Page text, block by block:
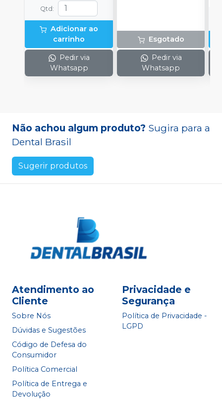
Qtd :
Adicionar ao
carrinho
Pedir via
Whatsapp
Esgotado
Pedir via
Whatsapp
Não achou algum produto? Sugira para a
Dental Brasil
Sugerir produtos
Atendimento ao
Cliente
Sobre Nós
Dúvidas e Sugestões
Código de Defesa do
Consumidor
Política Comercial
Política de Entrega e
Devolução
Privacidade e
Segurança
Política de Privacidade -
LGPD